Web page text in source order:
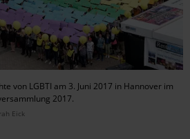
von LGBTI am 3. Juni 2017 in Hannover im
2017.
Eick